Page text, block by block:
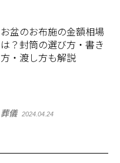
お盆のお布施の金額相場
は？封筒の選び方・書き
方・渡し方も解説
葬儀 2024.04.24